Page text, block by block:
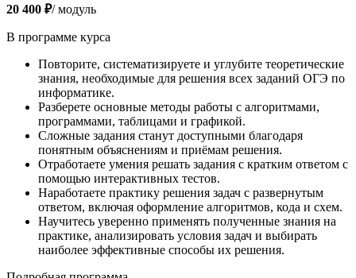
20 400 ₽/ модуль
В программе курса
Повторите, систематизируете и углубите теоретические
знания, необходимые для решения всех заданий ОГЭ по
информатике.
Разберете основные методы работы с алгоритмами,
программами, таблицами и графикой.
Сложные задания станут доступными благодаря
понятным объяснениям и приёмам решения.
Отработаете умения решать задания с кратким ответом с
помощью интерактивных тестов.
Наработаете практику решения задач с развернутым
ответом, включая оформление алгоритмов, кода и схем.
Научитесь уверенно применять полученные знания на
практике, анализировать условия задач и выбирать
наиболее эффективные способы их решения.